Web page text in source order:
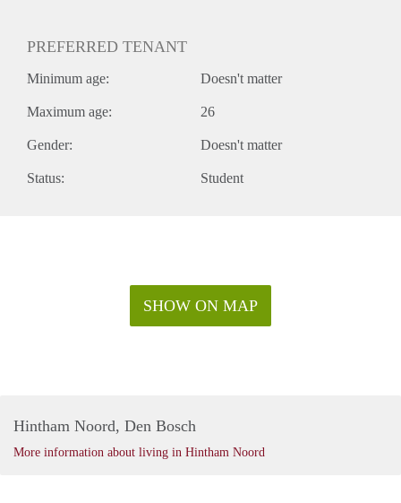
PREFERRED TENANT
Minimum age: Doesn't matter
Maximum age: 26
Gender: Doesn't matter
Status: Student
SHOW ON MAP
Hintham Noord, Den Bosch
More information about living in Hintham Noord